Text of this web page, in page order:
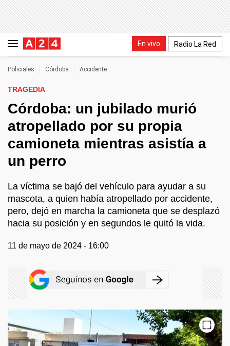
En vivo Radio La Red
Policiales Córdoba Accidente
TRAGEDIA
Córdoba: un jubilado murió
atropellado por su propia
camioneta mientras asistía a
un perro
La víctima se bajó del vehículo para ayudar a su
mascota, a quien había atropellado por accidente,
pero, dejó en marcha la camioneta que se desplazó
hacia su posición y en segundos le quitó la vida.
11 de mayo de 2024 - 16:00